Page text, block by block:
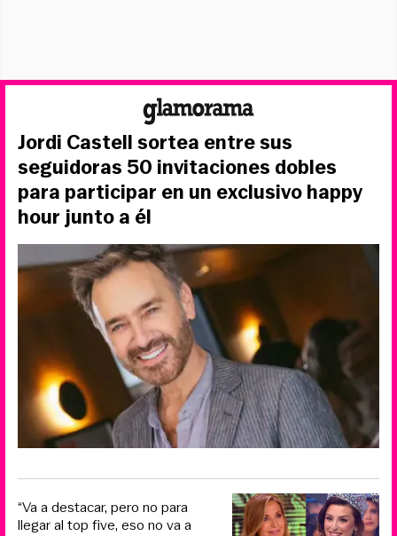
Jordi Castell sortea entre sus
seguidoras 50 invitaciones dobles
para participar en un exclusivo happy
hour junto a él
“Va a destacar, pero no para
llegar al top five, eso no va a